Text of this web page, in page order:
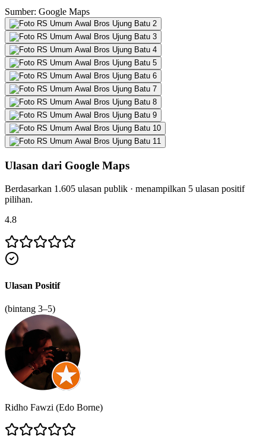
Sumber: Google Maps
Ulasan dari Google Maps
Berdasarkan 1.605 ulasan publik · menampilkan 5 ulasan positif
pilihan.
4.8
Ulasan Positif
(bintang 3–5)
Ridho Fawzi (Edo Borne)